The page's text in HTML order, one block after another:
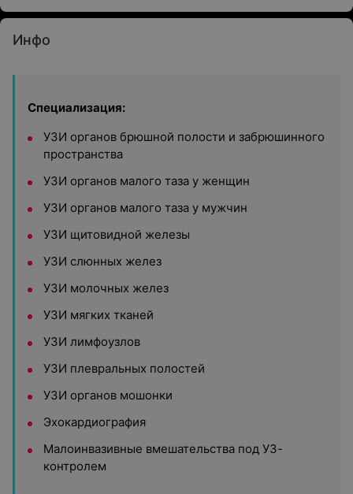
Инфо
Специализация:
УЗИ органов брюшной полости и забрюшинного
пространства
УЗИ органов малого таза у женщин
УЗИ органов малого таза у мужчин
УЗИ щитовидной железы
УЗИ слюнных желез
УЗИ молочных желез
УЗИ мягких тканей
УЗИ лимфоузлов
УЗИ плевральных полостей
УЗИ органов мошонки
Эхокардиография
Малоинвазивные вмешательства под УЗ-
контролем